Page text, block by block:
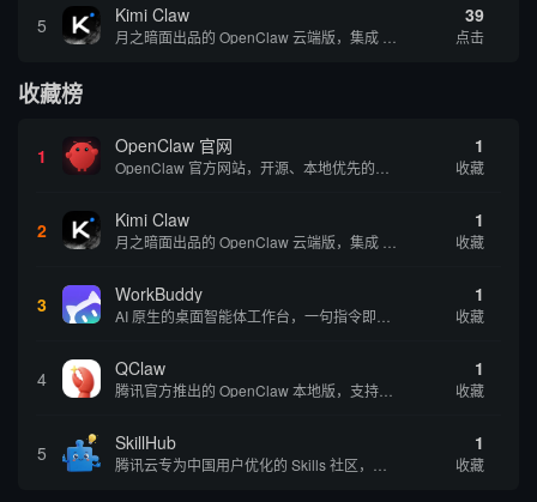
5 Kimi Claw 39
点击
收藏榜
1 OpenClaw 官网 1
收藏
2 Kimi Claw 1
收藏
3 WorkBuddy 1
收藏
4 QClaw 1
收藏
5 SkillHub 1
收藏